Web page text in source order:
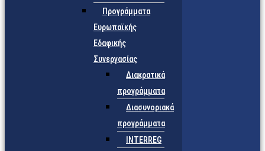
Προγράμματα
Ευρωπαϊκής
Εδαφικής
Συνεργασίας
Διακρατικά
προγράμματα
Διασυνοριακά
προγράμματα
INTERREG